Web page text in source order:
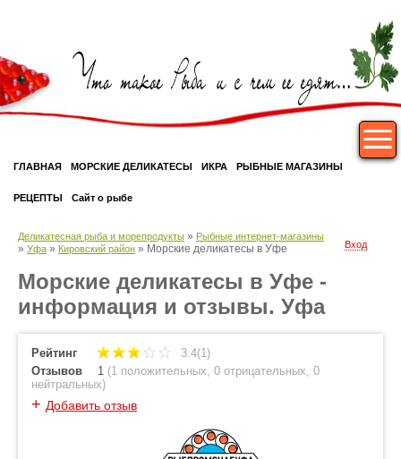
ГЛАВНАЯ МОРСКИЕ ДЕЛИКАТЕСЫ ИКРА РЫБНЫЕ МАГАЗИНЫ
РЕЦЕПТЫ Сайт о рыбе
Деликатесная рыба и морепродукты » Рыбные интернет-магазины
» Уфа » Кировский район » Морские деликатесы в Уфе Вход
Морские деликатесы в Уфе -
информация и отзывы. Уфа
Рейтинг
3.4(1)
Отзывов
1 (1 положительных, 0 отрицательных, 0
нейтральных)
+ Добавить отзыв